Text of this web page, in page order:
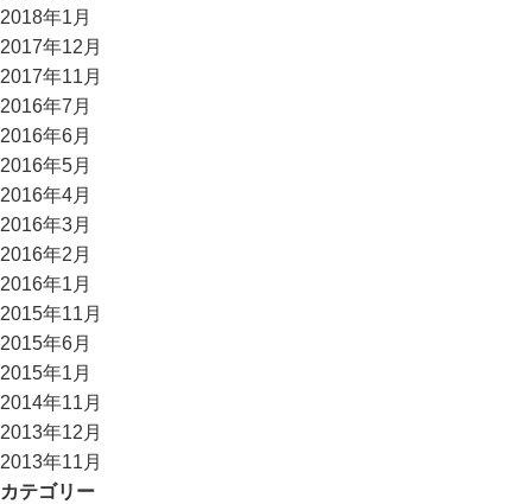
2018年1月
2017年12月
2017年11月
2016年7月
2016年6月
2016年5月
2016年4月
2016年3月
2016年2月
2016年1月
2015年11月
2015年6月
2015年1月
2014年11月
2013年12月
2013年11月
カテゴリー